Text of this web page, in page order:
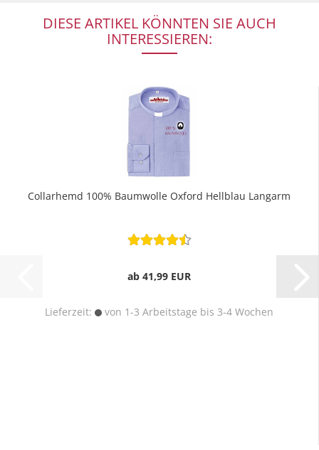
DIESE ARTIKEL KÖNNTEN SIE AUCH
INTERESSIEREN:
Collarhemd 100% Baumwolle Oxford Hellblau Langarm
ab 41,99 EUR
Lieferzeit: von 1-3 Arbeitstage bis 3-4 Wochen